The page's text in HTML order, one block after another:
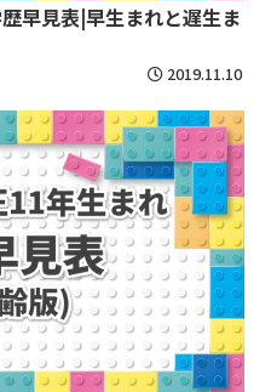
早見表|早生まれと遅生ま
2019.11.10